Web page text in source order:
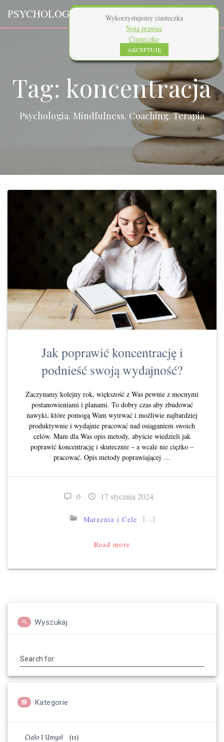
Skip
to
content
PSYCHOLOGPLUS.PL
Tag: koncentracja
Psychologia. Mindfulness. Coaching. Terapia
Jak poprawić koncentrację i
podnieść swoją wydajność?
Zaczynamy kolejny rok, większość z Was pewnie z mocnymi
postanowieniami i planami. To dobry czas aby zbudować
nawyki, które pomogą Wam wytrwać i możliwie najbardziej
produktywnie i wydajnie pracować nad osiąganiem swoich
celów. Mam dla Was opis metody, abyście wiedzieli jak
poprawić koncentrację i skutecznie – a wcale nie ciężko –
pracować. Opis metody poprawiającej …
0 17 stycznia 2024
Marzenia i Cele […]
Read more
Wyszukaj
Search for:
Kategorie
Ciało I Umysł (11)
Wykorzystujemy ciasteczka
Nota prawna
Ciasteczko
AKCEPTUJĘ